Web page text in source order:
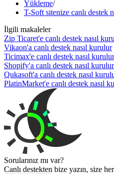
Yükleme/
T-Soft sitenize canlı destek
İlgili makaleler
Zip Ticaret'e canlı destek nasıl
Vikaon'a canlı destek nasıl kurulur
Ticimax'e canlı destek nasıl kurulur
Shopify'a canlı destek nasıl kurulur
Qukasoft'a canlı destek nasıl
PlatinMarket'e canlı destek nasıl
Sorularınız mı var?
Canlı destekten bize yazın, size